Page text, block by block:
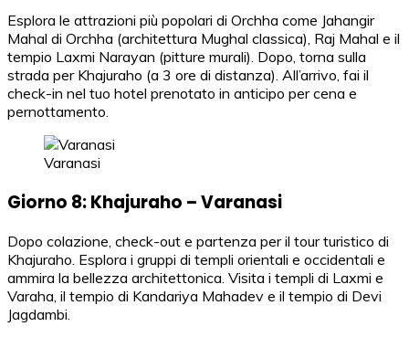
Esplora le attrazioni più popolari di Orchha come Jahangir
Mahal di Orchha (architettura Mughal classica), Raj Mahal e il
tempio Laxmi Narayan (pitture murali). Dopo, torna sulla
strada per Khajuraho (a 3 ore di distanza). All’arrivo, fai il
check-in nel tuo hotel prenotato in anticipo per cena e
pernottamento.
Varanasi
Giorno 8: Khajuraho – Varanasi
Dopo colazione, check-out e partenza per il tour turistico di
Khajuraho. Esplora i gruppi di templi orientali e occidentali e
ammira la bellezza architettonica. Visita i templi di Laxmi e
Varaha, il tempio di Kandariya Mahadev e il tempio di Devi
Jagdambi.